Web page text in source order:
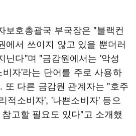
보호총괄국 부국장은 "블랙컨
에서 쓰이지 않고 있을 뿐더러
닌다"며 "금감원에서는 '악성
자'라는 단어를 주로 사용하
또 다른 금감원 관계자는 "호주
적소비자', '나쁜소비자' 등으
고할 필요도 있다"고 소개했